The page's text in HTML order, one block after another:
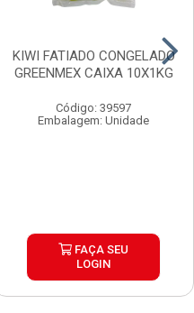
KIWI FATIADO CONGELADO
GREENMEX CAIXA 10X1KG
Código: 39597
Embalagem: Unidade
FAÇA SEU
LOGIN